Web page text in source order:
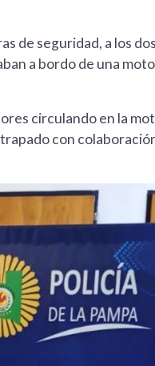
de seguridad, a los
a bordo de una
circulando en la
con